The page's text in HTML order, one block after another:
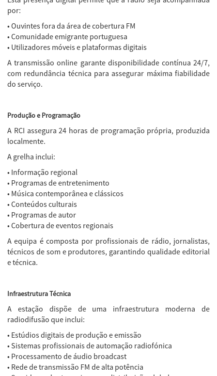
por:
• Ouvintes fora da área de cobertura FM
• Comunidade emigrante portuguesa
• Utilizadores móveis e plataformas digitais
A transmissão online garante disponibilidade contínua 24/7,
com redundância técnica para assegurar máxima fiabilidade
do serviço.
Produção e Programação
A RCI assegura 24 horas de programação própria, produzida
localmente.
A grelha inclui:
• Informação regional
• Programas de entretenimento
• Música contemporânea e clássicos
• Conteúdos culturais
• Programas de autor
• Cobertura de eventos regionais
A equipa é composta por profissionais de rádio, jornalistas,
técnicos de som e produtores, garantindo qualidade editorial
e técnica.
Infraestrutura Técnica
A estação dispõe de uma infraestrutura moderna de
radiodifusão que inclui:
• Estúdios digitais de produção e emissão
• Sistemas profissionais de automação radiofónica
• Processamento de áudio broadcast
• Rede de transmissão FM de alta potência